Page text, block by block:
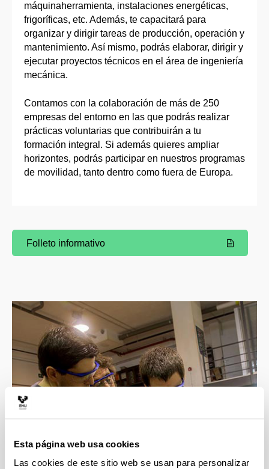
Esta página web usa cookies
Las cookies de este sitio web se usan para personalizar
máquinaherramienta, instalaciones energéticas,
frigoríficas, etc. Además, te capacitará para
organizar y dirigir tareas de producción, operación y
mantenimiento. Así mismo, podrás elaborar, dirigir y
ejecutar proyectos técnicos en el área de ingeniería
mecánica.
Contamos con la colaboración de más de 250
empresas del entorno en las que podrás realizar
prácticas voluntarias que contribuirán a tu
formación integral. Si además quieres ampliar
horizontes, podrás participar en nuestros programas
de movilidad, tanto dentro como fuera de Europa.
(Abre una nueva ventana)
Folleto informativo